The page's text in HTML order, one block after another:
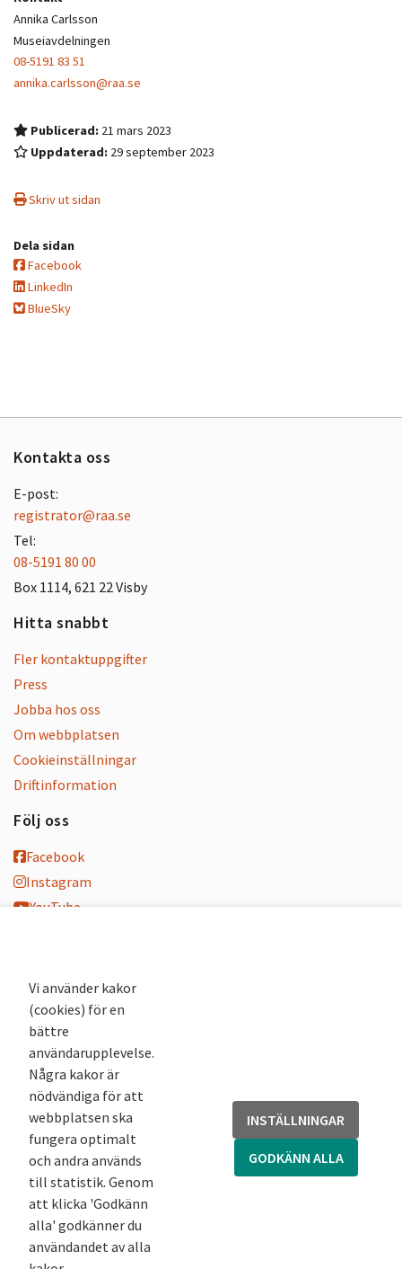
Annika Carlsson
Museiavdelningen
08-5191 83 51
annika.carlsson@raa.se
Publicerad: 21 mars 2023
Uppdaterad: 29 september 2023
Skriv ut sidan
Dela sidan
Facebook
LinkedIn
BlueSky
Kontakta oss
E-post:
registrator@raa.se
Tel:
08-5191 80 00
Box 1114, 621 22 Visby
Hitta snabbt
Fler kontaktuppgifter
Press
Jobba hos oss
Om webbplatsen
Cookieinställningar
Driftinformation
Följ oss
Facebook
Instagram
YouTube
Nyhetsbrev
Andra webbplatser
Arkivsök
Fornsök
Fornreg
Bebyggelseregistret
Runor
Kringla
Vi använder kakor
(cookies) för en
bättre
användarupplevelse.
Några kakor är
nödvändiga för att
webbplatsen ska
fungera optimalt
och andra används
till statistik. Genom
att klicka 'Godkänn
alla' godkänner du
användandet av alla
INSTÄLLNINGAR
GODKÄNN ALLA